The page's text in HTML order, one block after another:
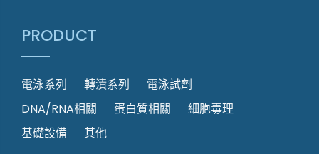
PRODUCT
電泳系列 轉漬系列
電泳試劑
DNA/RNA相關
蛋白質相關
細胞毒理
基礎設備
其他